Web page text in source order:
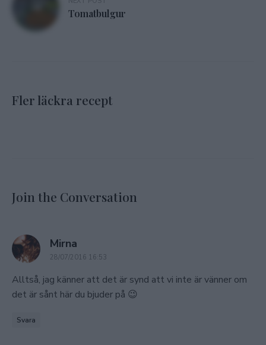
Tomatbulgur
Fler läckra recept
Join the Conversation
Mirna
28/07/2016 16:53
Alltså, jag känner att det är synd att vi inte är vänner om
det är sånt här du bjuder på 😉
Svara